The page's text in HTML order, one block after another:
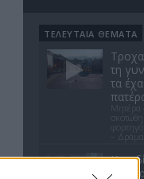
ΤΕΛΕΥΤΑΙΑ ΘΕΜΑΤΑ
τη
τα
Μητέρα
–